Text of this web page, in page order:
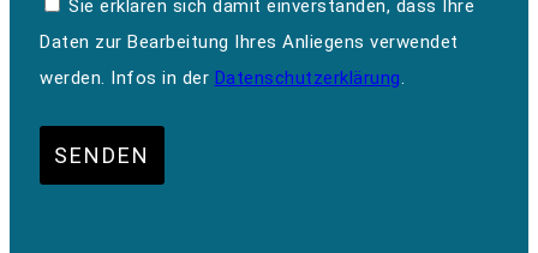
Sie erklären sich damit einverstanden, dass Ihre
Daten zur Bearbeitung Ihres Anliegens verwendet
werden. Infos in der Datenschutzerklärung.
SENDEN